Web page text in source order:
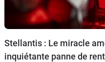
Marques
Stellantis : Le miracle
inquiétante panne de